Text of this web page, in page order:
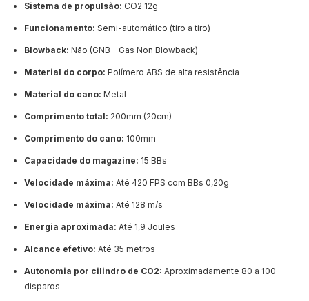
Sistema de propulsão: CO2 12g
Funcionamento: Semi-automático (tiro a tiro)
Blowback: Não (GNB - Gas Non Blowback)
Material do corpo: Polímero ABS de alta resistência
Material do cano: Metal
Comprimento total: 200mm (20cm)
Comprimento do cano: 100mm
Capacidade do magazine: 15 BBs
Velocidade máxima: Até 420 FPS com BBs 0,20g
Velocidade máxima: Até 128 m/s
Energia aproximada: Até 1,9 Joules
Alcance efetivo: Até 35 metros
Autonomia por cilindro de CO2: Aproximadamente 80 a 100
disparos